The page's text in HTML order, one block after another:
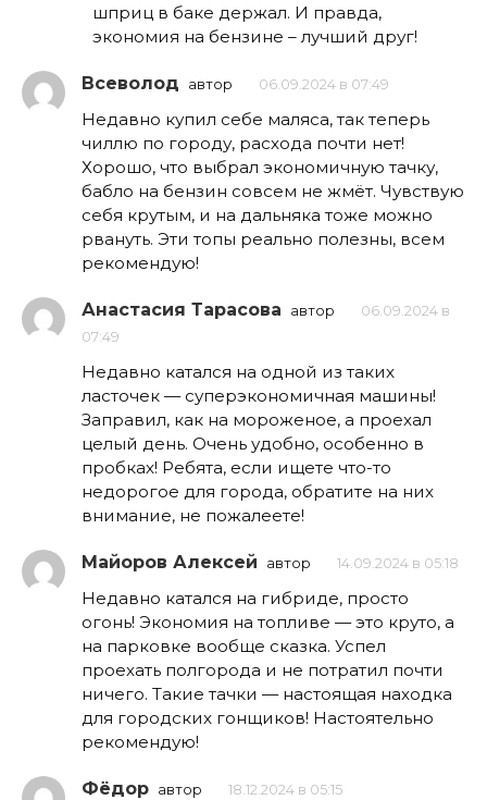
шприц в баке держал. И правда,
экономия на бензине – лучший друг!
Всеволод автор 06.09.2024 в 07:49
Недавно купил себе маляса, так теперь
чиллю по городу, расхода почти нет!
Хорошо, что выбрал экономичную тачку,
бабло на бензин совсем не жмёт. Чувствую
себя крутым, и на дальняка тоже можно
рвануть. Эти топы реально полезны, всем
рекомендую!
Анастасия Тарасова автор
06.09.2024 в
07:49
Недавно катался на одной из таких
ласточек — суперэкономичная машины!
Заправил, как на мороженое, а проехал
целый день. Очень удобно, особенно в
пробках! Ребята, если ищете что-то
недорогое для города, обратите на них
внимание, не пожалеете!
Майоров Алексей автор 14.09.2024 в 05:18
Недавно катался на гибриде, просто
огонь! Экономия на топливе — это круто, а
на парковке вообще сказка. Успел
проехать полгорода и не потратил почти
ничего. Такие тачки — настоящая находка
для городских гонщиков! Настоятельно
рекомендую!
Фёдор автор 18.12.2024 в 05:15